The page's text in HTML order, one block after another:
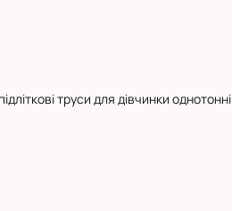
труси для дівчинки однотонні